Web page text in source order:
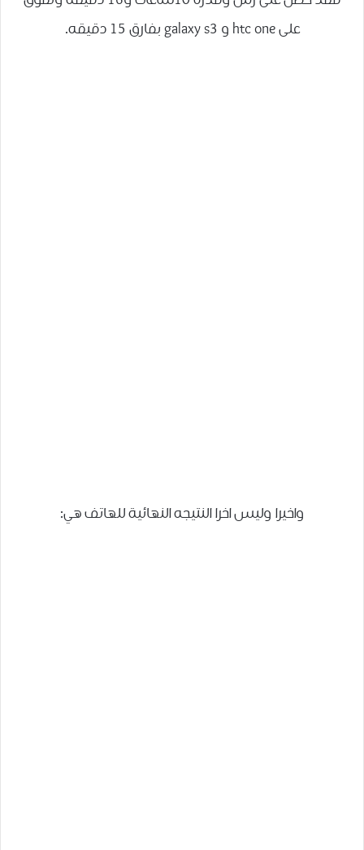
على htc one و galaxy s3 بفارق 15 دقيقه.
واخيرا وليس اخرا النتيجه النهائية للهاتف هي: